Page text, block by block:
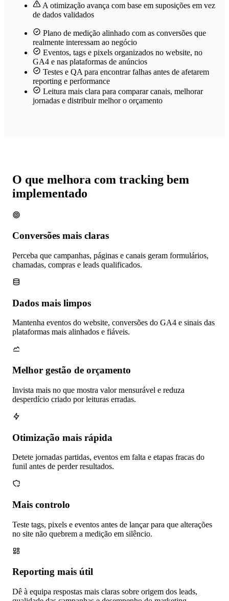
A otimização avança com base em suposições em vez
de dados validados
Plano de medição alinhado com as conversões que
realmente interessam ao negócio
Eventos, tags e pixels organizados no website, no
GA4 e nas plataformas de anúncios
Testes e QA para encontrar falhas antes de afetarem
reporting e performance
Leitura mais clara para comparar canais, melhorar
jornadas e distribuir melhor o orçamento
O que melhora com tracking bem
implementado
Conversões mais claras
Perceba que campanhas, páginas e canais geram formulários,
chamadas, compras e leads qualificados.
Dados mais limpos
Mantenha eventos do website, conversões do GA4 e sinais das
plataformas mais alinhados e fiáveis.
Melhor gestão de orçamento
Invista mais no que mostra valor mensurável e reduza
desperdício criado por leituras erradas.
Otimização mais rápida
Detete jornadas partidas, eventos em falta e etapas fracas do
funil antes de perder resultados.
Mais controlo
Teste tags, pixels e eventos antes de lançar para que alterações
no site não quebrem a medição em silêncio.
Reporting mais útil
Dê à equipa respostas mais claras sobre origem dos leads,